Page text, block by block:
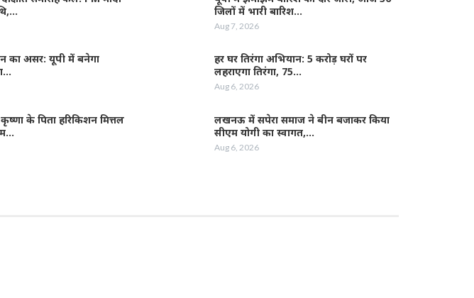
जिलों में भारी बारिश…
Aug 7, 2026
का असर: यूपी में बनेगा
हर घर तिरंगा अभियान: 5 करोड़ घरों पर
लहराएगा तिरंगा, 75…
Aug 6, 2026
के पिता हरिकिशन मित्तल
लखनऊ में सपेरा समाज ने बीन बजाकर किया
सीएम योगी का स्वागत,…
Aug 6, 2026